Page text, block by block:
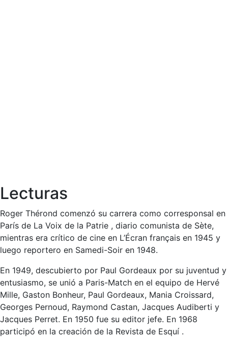
Lecturas
Roger Thérond comenzó su carrera como corresponsal en
París de La Voix de la Patrie , diario comunista de Sète,
mientras era crítico de cine en L’Écran français en 1945 y
luego reportero en Samedi-Soir en 1948.
En 1949, descubierto por Paul Gordeaux por su juventud y
entusiasmo, se unió a Paris-Match en el equipo de Hervé
Mille, Gaston Bonheur, Paul Gordeaux, Mania Croissard,
Georges Pernoud, Raymond Castan, Jacques Audiberti y
Jacques Perret. En 1950 fue su editor jefe. En 1968
participó en la creación de la Revista de Esquí .